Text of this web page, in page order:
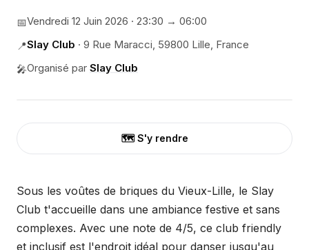
📅Vendredi 12 Juin 2026 · 23:30 → 06:00
📍Slay Club · 9 Rue Maracci, 59800 Lille, France
🎤Organisé par Slay Club
🗺️ S'y rendre
Sous les voûtes de briques du Vieux-Lille, le Slay
Club t'accueille dans une ambiance festive et sans
complexes. Avec une note de 4/5, ce club friendly
et inclusif est l'endroit idéal pour danser jusqu'au